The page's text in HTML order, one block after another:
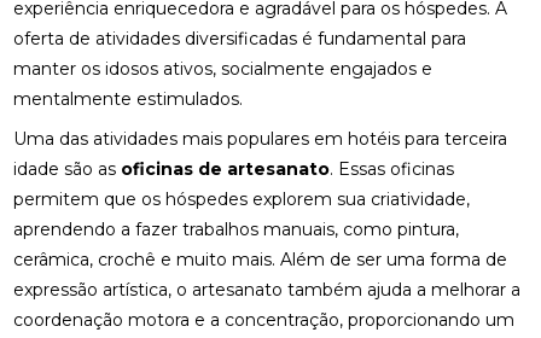
experiência enriquecedora e agradável para os hóspedes. A
oferta de atividades diversificadas é fundamental para
manter os idosos ativos, socialmente engajados e
mentalmente estimulados.
Uma das atividades mais populares em hotéis para terceira
idade são as oficinas de artesanato. Essas oficinas
permitem que os hóspedes explorem sua criatividade,
aprendendo a fazer trabalhos manuais, como pintura,
cerâmica, crochê e muito mais. Além de ser uma forma de
expressão artística, o artesanato também ajuda a melhorar a
coordenação motora e a concentração, proporcionando um